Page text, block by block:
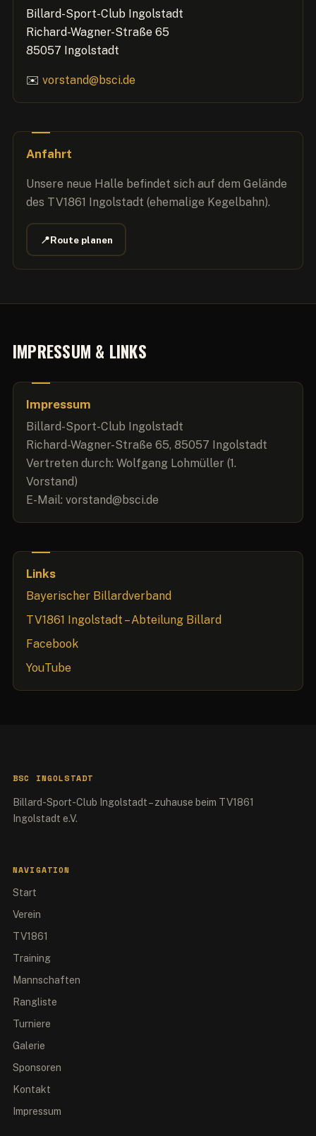
Billard-Sport-Club Ingolstadt
Richard-Wagner-Straße 65
85057 Ingolstadt
✉️ vorstand@bsci.de
Anfahrt
Unsere neue Halle befindet sich auf dem Gelände
des TV1861 Ingolstadt (ehemalige Kegelbahn).
📍Route planen
IMPRESSUM & LINKS
Impressum
Billard-Sport-Club Ingolstadt
Richard-Wagner-Straße 65, 85057 Ingolstadt
Vertreten durch: Wolfgang Lohmüller (1.
Vorstand)
E-Mail: vorstand@bsci.de
Links
Bayerischer Billardverband
TV1861 Ingolstadt – Abteilung Billard
Facebook
YouTube
BSC INGOLSTADT
Billard-Sport-Club Ingolstadt – zuhause beim TV1861
Ingolstadt e.V.
NAVIGATION
Start
Verein
TV1861
Training
Mannschaften
Rangliste
Turniere
Galerie
Sponsoren
Kontakt
Impressum